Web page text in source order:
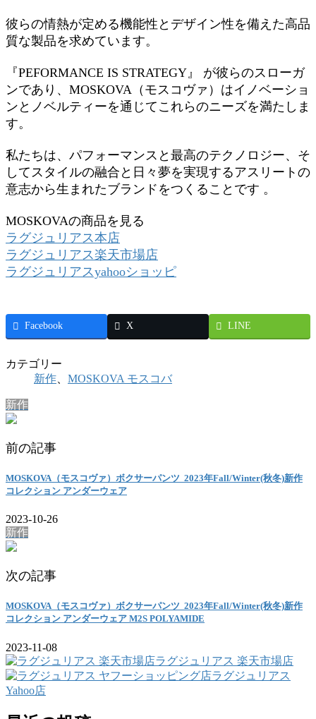
彼らの情熱が定める機能性とデザイン性を備えた高品
質な製品を求めています。
『PEFORMANCE IS STRATEGY』 が彼らのスローガ
ンであり、MOSKOVA（モスコヴァ）はイノベーショ
ンとノベルティーを通じてこれらのニーズを満たしま
す。
私たちは、パフォーマンスと最高のテクノロジー、そ
してスタイルの融合と日々夢を実現するアスリートの
意志から生まれたブランドをつくることです 。
MOSKOVAの商品を見る
ラグジュリアス本店
ラグジュリアス楽天市場店
ラグジュリアスyahooショッピ
Facebook X LINE
カテゴリー
新作
MOSKOVA モスコバ
新作
前の記事
MOSKOVA（モスコヴァ）ボクサーパンツ 2023年Fall/Winter(秋冬)新作
コレクション アンダーウェア
2023-10-26
新作
次の記事
MOSKOVA（モスコヴァ）ボクサーパンツ 2023年Fall/Winter(秋冬)新作
コレクション アンダーウェア M2S POLYAMIDE
2023-11-08
ラグジュリアス 楽天市場店
ラグジュリアス
Yahoo店